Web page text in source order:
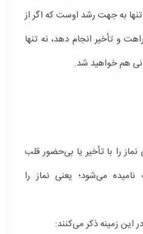
تنها به جهت رشد اوست که اگر از
و تأخیر انجام دهد، نه تنها
هم خواهید شد.
را با تأخیر یا بی‌حضور قلب
می‌شود؛ یعنی نماز را
این زمینه ذکر می‌کنند: